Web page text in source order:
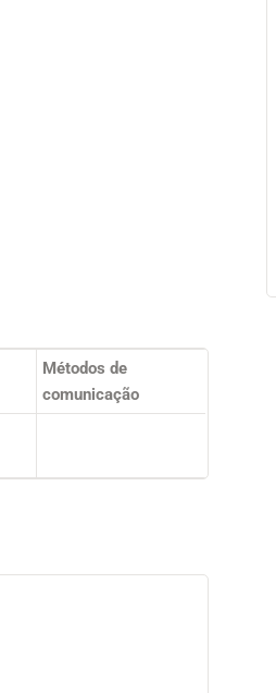
Métodos de
comunicação